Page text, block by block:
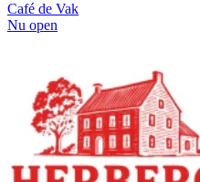
Café de Vak
Nu open